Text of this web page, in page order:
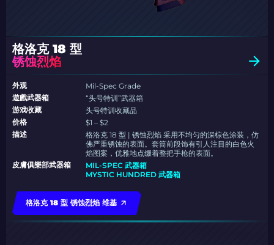
格洛克 18 型
锈蚀烈焰
外观
Mil-Spec Grade
遊戲武器箱
“头号特训”武器箱
游戏收藏
头号特训收藏品
价格
$1 – $2
描述
格洛克 18 型 | 锈蚀烈焰 采用不均匀的深棕色涂装，仿
佛严重锈蚀的表面。套筒前段饰有引人注目的白色火
焰图案，优雅地点缀着整把手枪的表面。
皮膚俱樂部武器箱
MIL-SPEC 武器箱
MYSTIC HUNDRED 武器箱
格洛克 18 型 锈蚀烈焰 维基